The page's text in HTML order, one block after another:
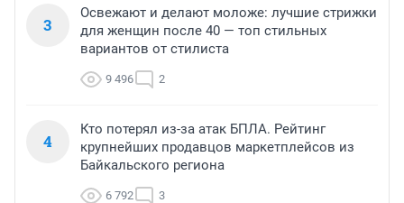
3
Освежают и делают моложе: лучшие стрижки
для женщин после 40 — топ стильных
вариантов от стилиста
9 496 2
4
Кто потерял из-за атак БПЛА. Рейтинг
крупнейших продавцов маркетплейсов из
Байкальского региона
6 792 3